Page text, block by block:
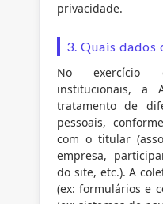
privacidade.
3. Quais dados
No exercício
institucionais, a
tratamento de
pessoais,
com o titular
empresa,
do site, etc.). A
(ex: formulários e